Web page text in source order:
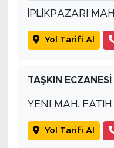
İPLİKPAZARI
Yol Tarifi Al
TAŞKIN ECZANESİ
YENI MAH.
Yol Tarifi Al